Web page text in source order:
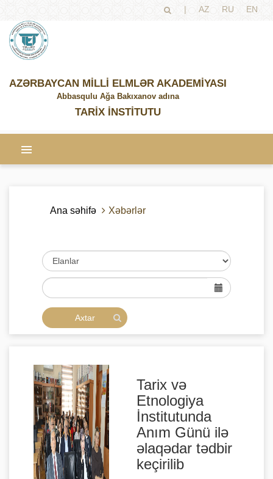
| AZ RU EN
AZƏRBAYCAN MİLLİ ELMLƏR AKADEMİYASI
Abbasqulu Ağa Bakıxanov adına
TARİX İNSTİTUTU
Ana səhifə Xəbərlər
Tarix və
Etnologiya
İnstitutunda
Anım Günü ilə
əlaqədar tədbir
keçirilib